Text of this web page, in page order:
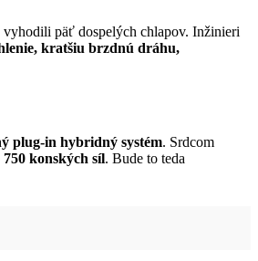
päť dospelých chlapov. Inžinieri
kratšiu brzdnú dráhu,
plug-in hybridný systém. Srdcom
750 konských síl. Bude to teda